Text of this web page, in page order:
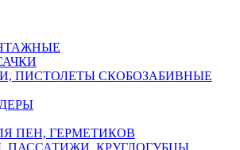
ПИСТОЛЕТЫ СКОБОЗАБИВНЫЕ
ПЕН, ГЕРМЕТИКОВ